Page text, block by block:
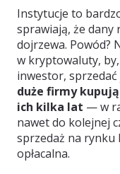
Instytucje to
sprawiają, że
dojrzewa. Powód?
w kryptowaluty,
inwestor, sprzedać
duże firmy
ich kilka lat — w
nawet do kolejnej
sprzedaż na
opłacalna.